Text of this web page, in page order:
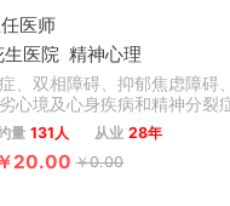
医师
生医院 精神心理
、双相障碍、抑郁焦虑障碍
心境及心身疾病和精神分裂
量 131人 从业 28年
￥20.00 ￥0.00